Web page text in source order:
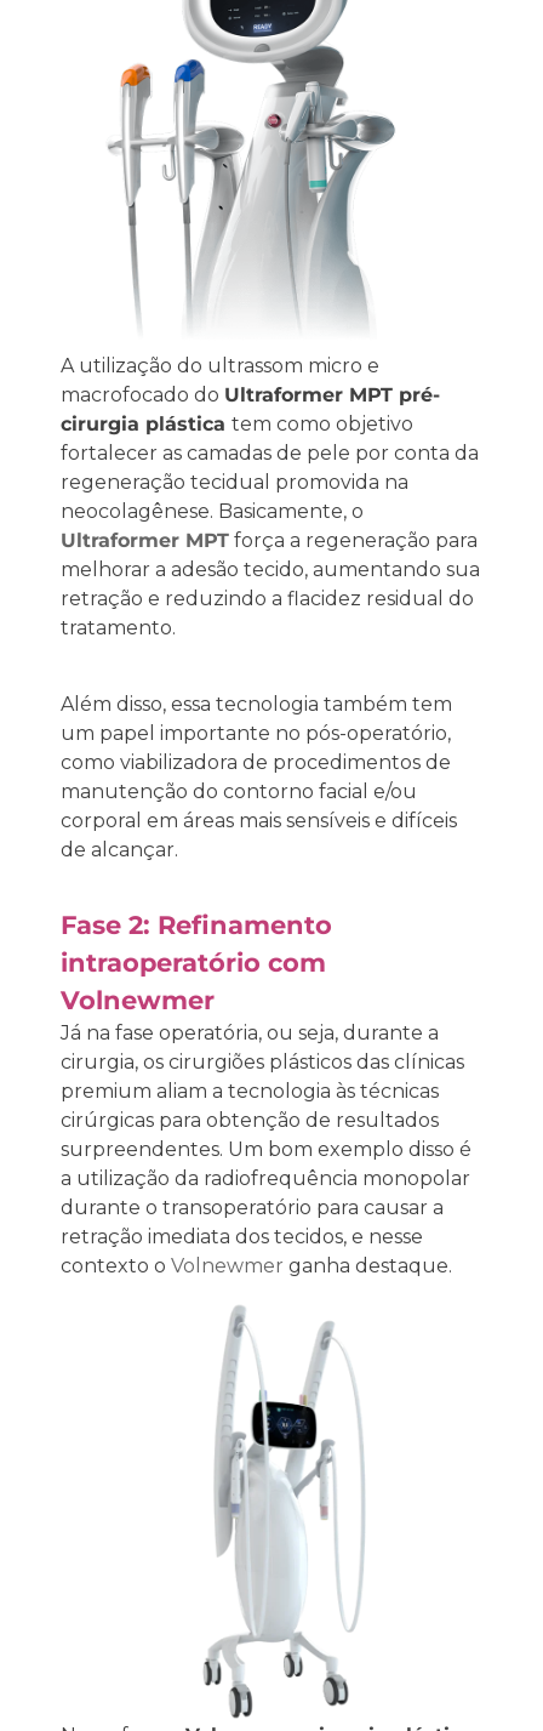
A utilização do ultrassom micro e
macrofocado do Ultraformer MPT pré-
cirurgia plástica tem como objetivo
fortalecer as camadas de pele por conta da
regeneração tecidual promovida na
neocolagênese. Basicamente, o
Ultraformer MPT força a regeneração para
melhorar a adesão tecido, aumentando sua
retração e reduzindo a flacidez residual do
tratamento.
Além disso, essa tecnologia também tem
um papel importante no pós-operatório,
como viabilizadora de procedimentos de
manutenção do contorno facial e/ou
corporal em áreas mais sensíveis e difíceis
de alcançar.
Fase 2: Refinamento
intraoperatório com
Volnewmer
Já na fase operatória, ou seja, durante a
cirurgia, os cirurgiões plásticos das clínicas
premium aliam a tecnologia às técnicas
cirúrgicas para obtenção de resultados
surpreendentes. Um bom exemplo disso é
a utilização da radiofrequência monopolar
durante o transoperatório para causar a
retração imediata dos tecidos, e nesse
contexto o Volnewmer ganha destaque.